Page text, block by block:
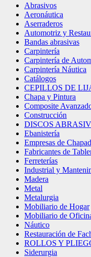
Abrasivos
Aeronáutica
Aserraderos
Automotriz y
Bandas abrasivas
Carpintería
Carpintería de
Carpintería Náutica
Catálogos
CEPILLOS DE
Chapa y Pintura
Composite
Construcción
DISCOS
Ebanistería
Empresas de
Fabricantes de
Ferreterías
Industrial y
Madera
Metal
Metalurgia
Mobiliario de Hogar
Mobiliario de
Náutico
Restauración de
ROLLOS Y
Siderurgia